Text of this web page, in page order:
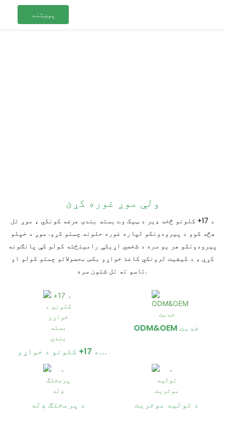
پوښتنه
ولې موږ غوره کړئ
د 17+ کلونو څخه ډیر د ټیک وے بسته بندۍ عرضه کونکي ، موږ تل
هڅه کوو د پیرودونکو لپاره غوره حلونه چمتو کړو. موږ د خپلو
پیرودونکو هر یو سره د شخصي اړیکې رامینځته کولو کې پانګونه
کړې ، د کیفیت لرونکي کاغذ خواړو بکس محصولاتو چمتو کولو او
تاسو ته تل شتون سره.
د 17+ کلونو د خواړو
بسته بندي
ODM&OEM خدمت
د پرمختګ ډله د تولید موثریت